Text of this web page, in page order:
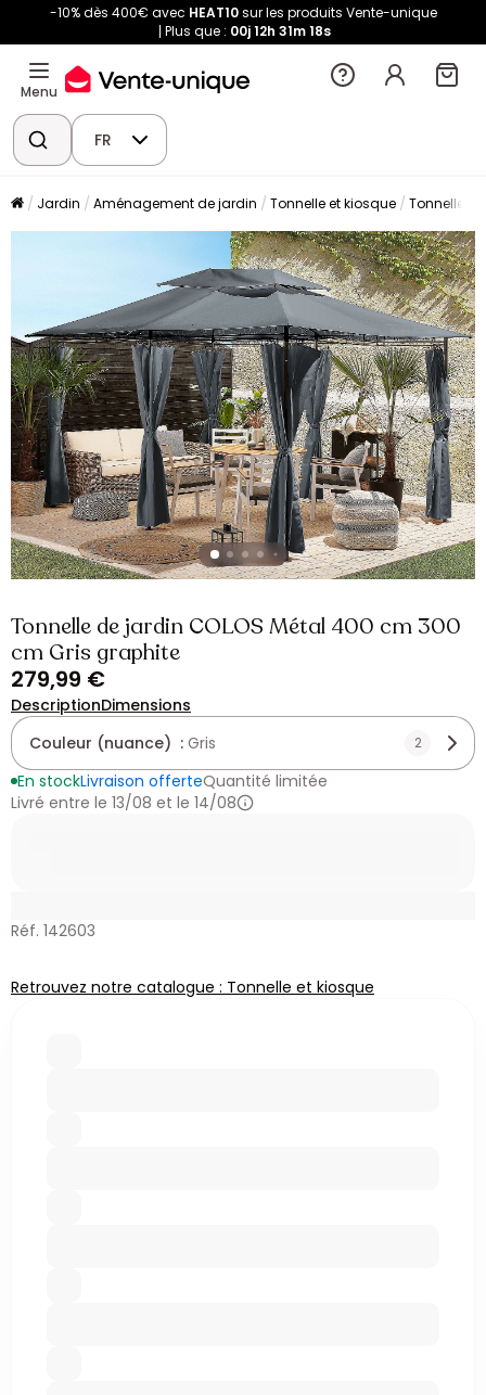
-10% dès 400€ avec HEAT10sur les produits Vente-unique
Plus que : 00j12h 31m18s
Menu
FR
Jardin Aménagement de jardin Tonnelle et kiosque Tonnelle
Tonnelle de jardin COLOS Métal 400 cm 300
cm Gris graphite
279,99 €
DescriptionDimensions
Couleur (nuance) : Gris 2
En stockLivraison offerteQuantité limitée
Livré entre le 13/08 et le 14/08
Réf. 142603
Retrouvez notre catalogue : Tonnelle et kiosque